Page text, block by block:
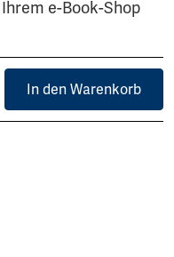
e-Book-Shop
In den Warenkorb